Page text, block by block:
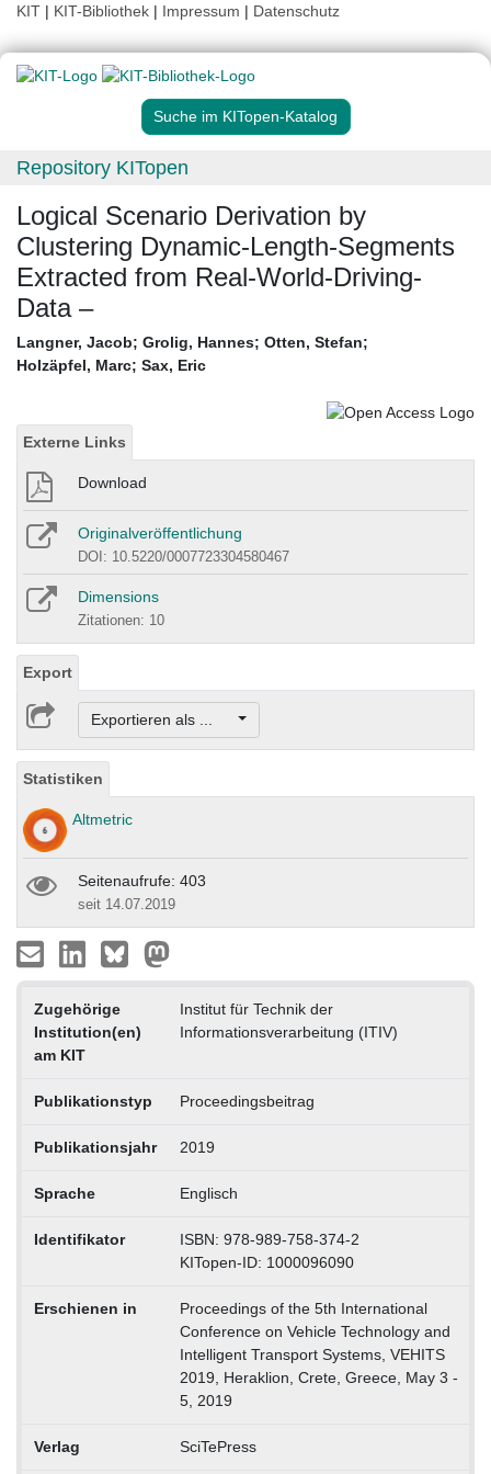
KIT | KIT-Bibliothek | Impressum | Datenschutz
Suche im KITopen-Katalog
Repository KITopen
Logical Scenario Derivation by
Clustering Dynamic-Length-Segments
Extracted from Real-World-Driving-
Data –
Langner, Jacob; Grolig, Hannes; Otten, Stefan;
Holzäpfel, Marc; Sax, Eric
Externe Links
Download
Originalveröffentlichung
DOI: 10.5220/0007723304580467
Dimensions
Zitationen: 10
Export
Exportieren als ...
Statistiken
Altmetric
Seitenaufrufe: 403
seit 14.07.2019
Zugehörige
Institution(en)
am KIT
Institut für Technik der
Informationsverarbeitung (ITIV)
Publikationstyp Proceedingsbeitrag
Publikationsjahr 2019
Sprache Englisch
Identifikator
ISBN: 978-989-758-374-2
KITopen-ID: 1000096090
Erschienen in
Proceedings of the 5th International
Conference on Vehicle Technology and
Intelligent Transport Systems, VEHITS
2019, Heraklion, Crete, Greece, May 3 -
5, 2019
Verlag SciTePress